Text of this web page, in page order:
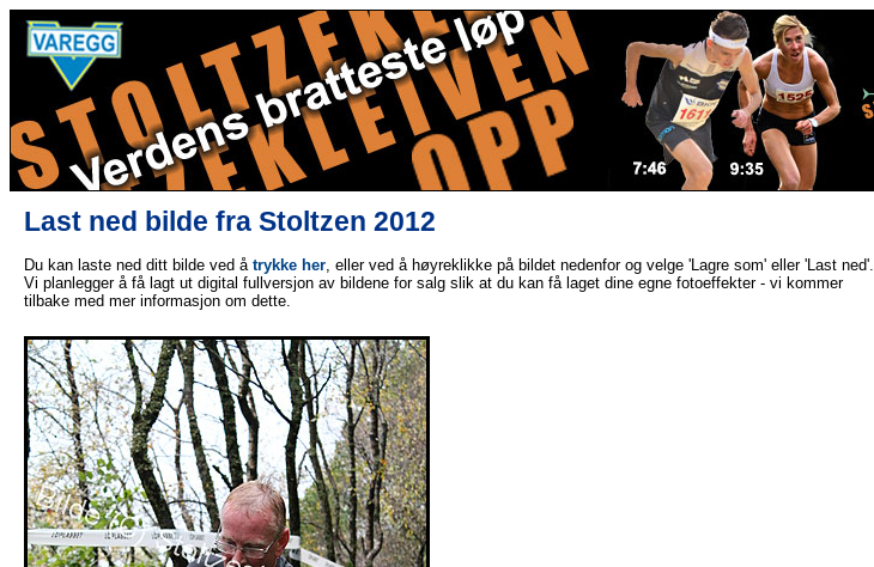
Last ned bilde fra Stoltzen 2012
Du kan laste ned ditt bilde ved å trykke her, eller ved å høyreklikke på bildet nedenfor og velge 'Lagre som' eller 'Last ned'.
Vi planlegger å få lagt ut digital fullversjon av bildene for salg slik at du kan få laget dine egne fotoeffekter - vi kommer
tilbake med mer informasjon om dette.